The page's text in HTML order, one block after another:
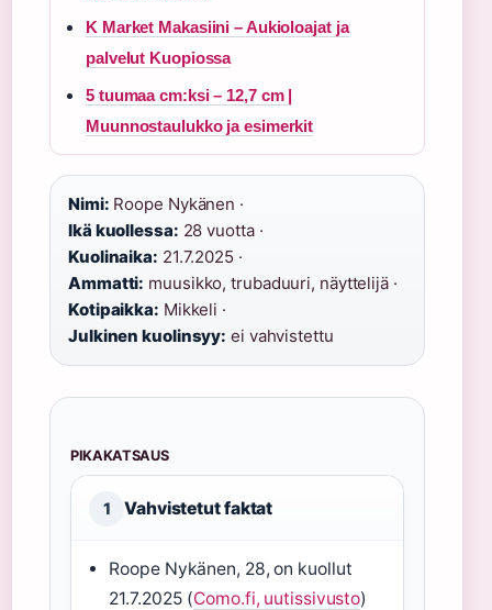
K Market Makasiini – Aukioloajat ja
palvelut Kuopiossa
5 tuumaa cm:ksi – 12,7 cm |
Muunnostaulukko ja esimerkit
Nimi: Roope Nykänen ·
Ikä kuollessa: 28 vuotta ·
Kuolinaika: 21.7.2025 ·
Ammatti: muusikko, trubaduuri, näyttelijä ·
Kotipaikka: Mikkeli ·
Julkinen kuolinsyy: ei vahvistettu
PIKAKATSAUS
1 Vahvistetut faktat
Roope Nykänen, 28, on kuollut
21.7.2025 (Como.fi, uutissivusto)